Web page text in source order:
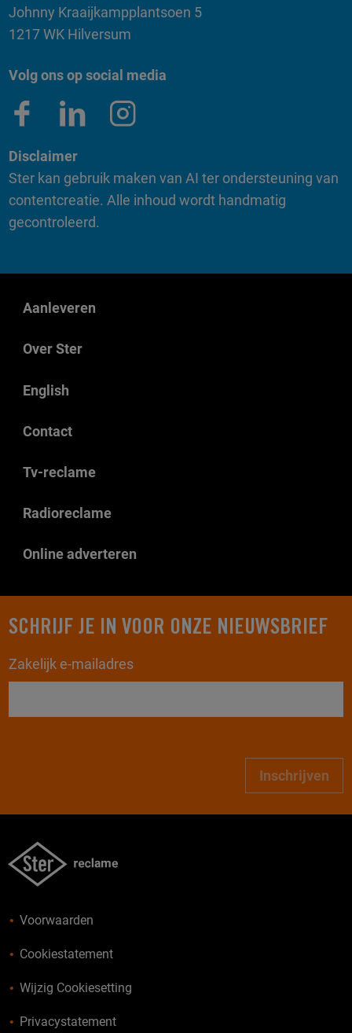
Johnny Kraaijkampplantsoen 5
1217 WK Hilversum
Volg ons op social media
Disclaimer
Ster kan gebruik maken van AI ter ondersteuning van
contentcreatie. Alle inhoud wordt handmatig
gecontroleerd.
Aanleveren
Over Ster
English
Contact
Tv-reclame
Radioreclame
Online adverteren
SCHRIJF JE IN VOOR ONZE NIEUWSBRIEF
Zakelijk e-mailadres
Inschrijven
Voorwaarden
Cookiestatement
Wijzig Cookiesetting
Privacystatement